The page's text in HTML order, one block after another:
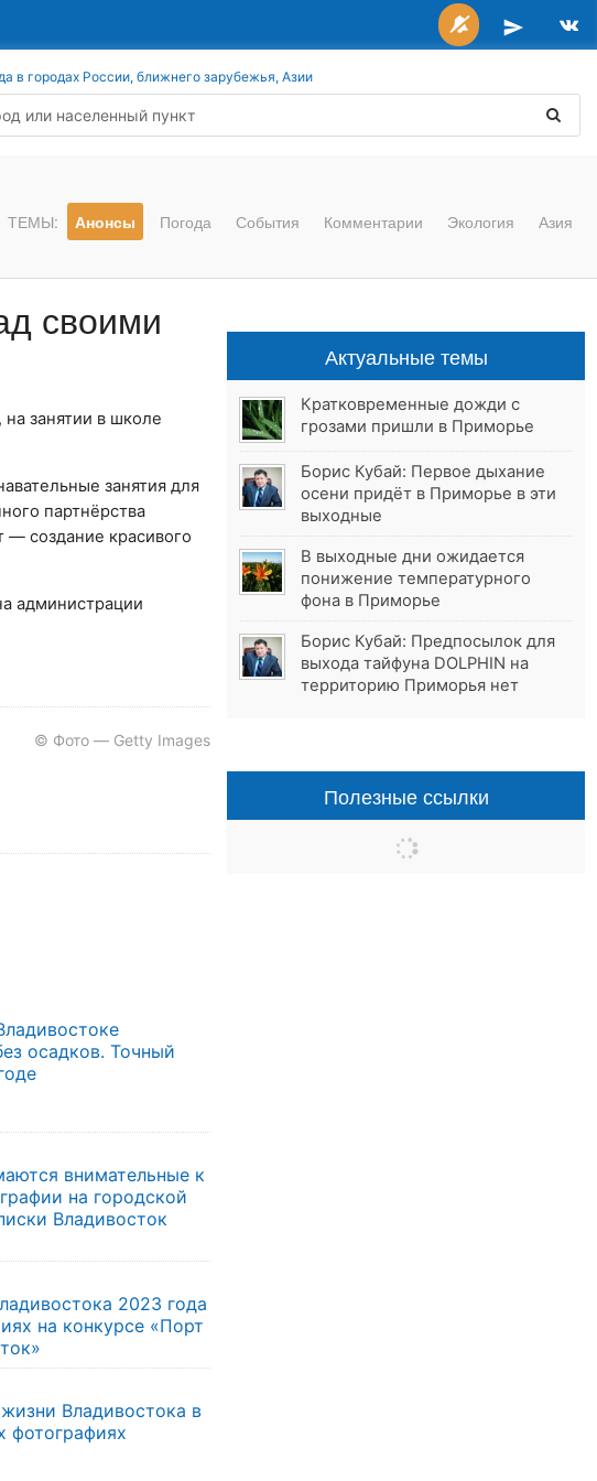
в городах России, ближнего зарубежья, Азии
ТЕМЫ: Анонсы Погода События Комментарии Экология Азия
своими
, на занятии в школе
занятия для
партнёрства
создание красивого
администрации
© Фото — Getty Images
осадков. Точный
внимательные к
на городской
Владивосток
2023 года
на конкурсе «Порт
Владивостока в
фотографиях
Актуальные темы
Кратковременные дожди с
грозами пришли в Приморье
Борис Кубай: Первое дыхание
осени придёт в Приморье в эти
выходные
В выходные дни ожидается
понижение температурного
фона в Приморье
Борис Кубай: Предпосылок для
выхода тайфуна DOLPHIN на
территорию Приморья нет
Полезные ссылки